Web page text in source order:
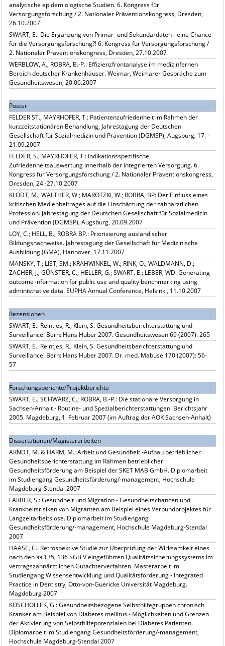
analytische epidemiologische Studien. 6. Kongress für
Versorgungsforschung / 2. Nationaler Präventionskongress, Dresden,
26.10.2007
SWART, E.: Die Ergänzung von Primär- und Sekundärdaten - eine Chance
für die Versorgungsforschung?! 6. Kongress für Versorgungsforschung /
2. Nationaler Präventionskongress, Dresden, 27.10.2007
WERBLOW, A., ROBRA, B.-P.: Effizienzfrontanalyse im medizinfernen
Bereich deutscher Krankenhäuser. Weimar, Weimarer Gespräche zum
Gesundheitswesen, 20.06.2007
Poster
FELDER ST., MAYRHOFER, T.: Patientenzufriedenheit im Rahmen der
kurzzeitstationären Behandlung, Jahrestagung der Deutschen
Gesellschaft für Sozialmedizin und Prävention (DGMSP), Augsburg, 17. -
21.09.2007
FELDER, S.; MAYRHOFER, T.: Indikationsspezifische
Zufriedenheitsauswertung innerhalb der integrierten Versorgung. 6.
Kongress für Versorgungsforschung / 2. Nationaler Präventionskongress,
Dresden, 24.-27.10.2007
KLODT, M.; WALTHER, W.; MAROTZKI, W.; ROBRA, BP: Der Einfluss eines
kritischen Medienbeitrages auf die Einschätzung der zahnärztlichen
Profession. Jahrestagung der Deutschen Gesellschaft für Sozialmedizin
und Prävention (DGMSP), Augsburg, 20.09.2007
LOY, C.; HELL, B.; ROBRA BP.: Priorisierung ausländischer
Bildungsnachweise. Jahrestagung der Gesellschaft für Medizinische
Ausbildung (GMA), Hannover, 17.11.2007
MANSKY, T.; LIST, SM.; KRAHWINKEL, W.; RINK, O.; WALDMANN, D.;
ZACHER, J.; GÜNSTER, C.; HELLER, G.; SWART, E.; LEBER, WD. Generating
outcome information for public use and quality benchmarking using
administrative data. EUPHA Annual Conference, Helsinki, 11.10.2007
Rezensionen
SWART, E.: Reintjes, R.; Klein, S. Gesundheitsberichterstattung und
Surveillance. Bern: Hans Huber 2007. Gesundheitswesen 69 (2007): 265
SWART, E.: Reintjes, R.; Klein, S. Gesundheitsberichterstattung und
Surveillance. Bern: Hans Huber 2007. Dr. med. Mabuse 170 (2007): 56-
57
Forschungsberichte/Projektberichte
SWART, E.; SCHWARZ, C.; ROBRA, B.-P.: Die stationäre Versorgung in
Sachsen-Anhalt - Routine- und Spezialberichterstattungen. Berichtsjahr
2005. Magdeburg, 1. Februar 2007 (im Auftrag der AOK Sachsen-Anhalt)
Dissertationen/Magisterarbeiten
ARNDT, M. & HARM, M.: Arbeit und Gesundheit -Aufbau betrieblicher
Gesundheitsberichterstattung im Rahmen betrieblicher
Gesundheitsförderung am Beispiel der SKET MAB GmbH. Diplomarbeit
im Studiengang Gesundheitsförderung/-management, Hochschule
Magdeburg-Stendal 2007
FÄRBER, S.: Gesundheit und Migration - Gesundheitschancen und
Krankheitsrisiken von Migranten am Beispiel eines Verbundprojektes für
Langzeitarbeitslose. Diplomarbeit im Studiengang
Gesundheitsförderung/-management, Hochschule Magdeburg-Stendal
2007
HAASE, C.: Retrospektive Studie zur Überprüfung der Wirksamkeit eines
nach den §§ 135, 136 SGB V eingeführten Qualitätssicherungssystems im
vertragszahnärztlichen Gutachterverfahren. Masterarbeit im
Studiengang Wissensentwicklung und Qualitätsförderung - Integrated
Practice in Dentistry, Otto-von-Guericke Universität Magdeburg.
Magdeburg 2007
KOSCHOLLEK, G.: Gesundheitsbezogene Selbsthilfegruppen chronisch
Kranker am Beispiel von Diabetes mellitus - Möglichkeiten und Grenzen
der Aktivierung von Selbsthilfepotenzialen bei Diabetes Patienten.
Diplomarbeit im Studiengang Gesundheitsförderung/-management,
Hochschule Magdeburg-Stendal 2007